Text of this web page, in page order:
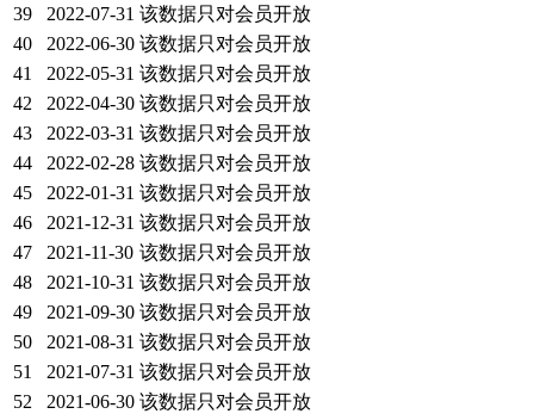
39
2022-07-31 该数据只对会员开放
40
2022-06-30 该数据只对会员开放
41
2022-05-31 该数据只对会员开放
42
2022-04-30 该数据只对会员开放
43
2022-03-31 该数据只对会员开放
44
2022-02-28 该数据只对会员开放
45
2022-01-31 该数据只对会员开放
46
2021-12-31 该数据只对会员开放
47
2021-11-30 该数据只对会员开放
48
2021-10-31 该数据只对会员开放
49
2021-09-30 该数据只对会员开放
50
2021-08-31 该数据只对会员开放
51
2021-07-31 该数据只对会员开放
52
2021-06-30 该数据只对会员开放